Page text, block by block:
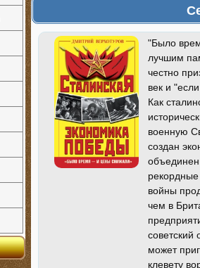
"Было
лучшим
честно
век и
Как
военную
создан
войны
чем в
может
клевету